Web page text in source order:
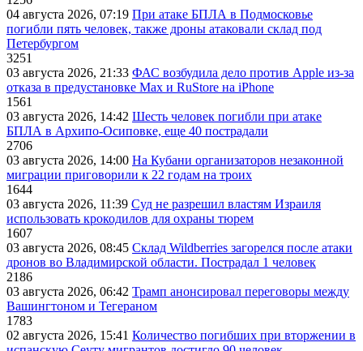
04 августа 2026, 07:19 При атаке БПЛА в Подмосковье
погибли пять человек, также дроны атаковали склад под
Петербургом
3251
03 августа 2026, 21:33 ФАС возбудила дело против Apple из-за
отказа в предустановке Max и RuStore на iPhone
1561
03 августа 2026, 14:42 Шесть человек погибли при атаке
БПЛА в Архипо-Осиповке, еще 40 пострадали
2706
03 августа 2026, 14:00 На Кубани организаторов незаконной
миграции приговорили к 22 годам на троих
1644
03 августа 2026, 11:39 Суд не разрешил властям Израиля
использовать крокодилов для охраны тюрем
1607
03 августа 2026, 08:45 Склад Wildberries загорелся после атаки
дронов во Владимирской области. Пострадал 1 человек
2186
03 августа 2026, 06:42 Трамп анонсировал переговоры между
Вашингтоном и Тегераном
1783
02 августа 2026, 15:41 Количество погибших при вторжении в